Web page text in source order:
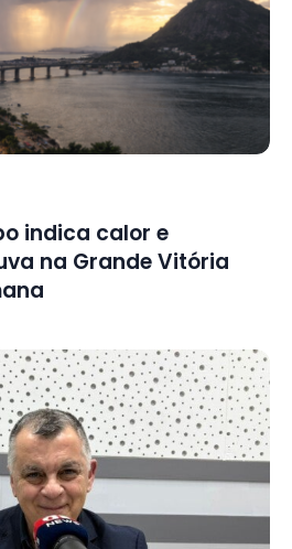
indica calor e
na Grande Vitória